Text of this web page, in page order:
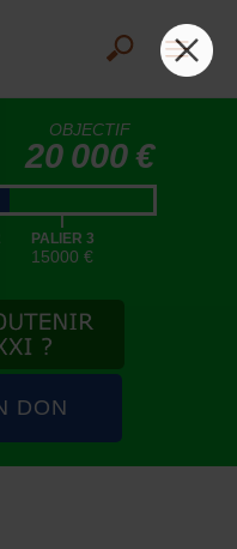
OBJECTIF
20 000 €
|
PALIER 3
15000 €
DON